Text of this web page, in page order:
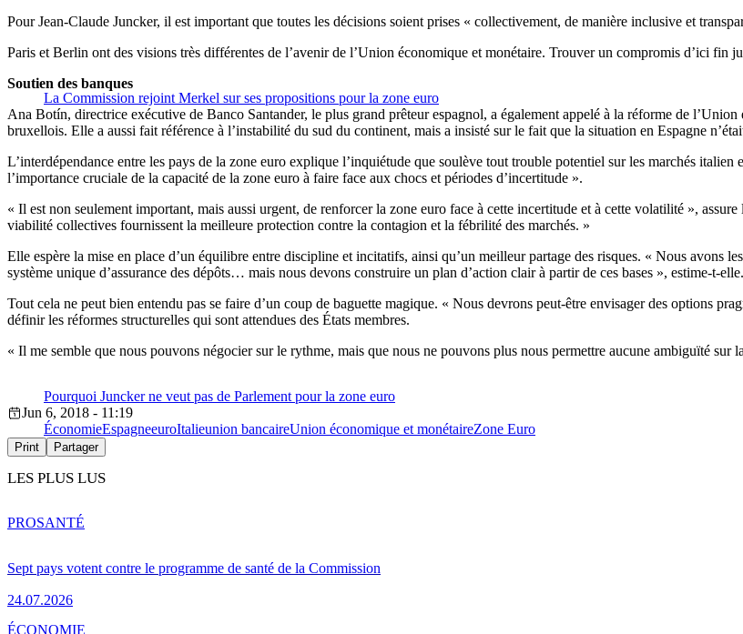
Pour Jean-Claude Juncker, il est important que toutes les décisions soient prises « collectivement, de manière inclusive et
Paris et Berlin ont des visions très différentes de l’avenir de l’Union économique et monétaire. Trouver un compromis d’ici fin
La Commission rejoint Merkel sur ses propositions pour la zone euro
Soutien des banques
Ana Botín, directrice exécutive de Banco Santander, le plus grand prêteur espagnol, a également appelé à la réforme de
bruxellois. Elle a aussi fait référence à l’instabilité du sud du continent, mais a insisté sur le fait que la situation en Espagne
L’interdépendance entre les pays de la zone euro explique l’inquiétude que soulève tout trouble potentiel sur les marchés
l’importance cruciale de la capacité de la zone euro à faire face aux chocs et périodes d’incertitude ».
« Il est non seulement important, mais aussi urgent, de renforcer la zone euro face à cette incertitude et à cette volatilité »,
viabilité collectives fournissent la meilleure protection contre la contagion et la fébrilité des marchés. »
Elle espère la mise en place d’un équilibre entre discipline et incitatifs, ainsi qu’un meilleur partage des risques. « Nous avons
système unique d’assurance des dépôts… mais nous devons construire un plan d’action clair à partir de ces bases », estime-t-elle.
Tout cela ne peut bien entendu pas se faire d’un coup de baguette magique. « Nous devrons peut-être envisager des options
définir les réformes structurelles qui sont attendues des États membres.
« Il me semble que nous pouvons négocier sur le rythme, mais que nous ne pouvons plus nous permettre aucune ambiguïté sur
Pourquoi Juncker ne veut pas de Parlement pour la zone euro
Jun 6, 2018 - 11:19
ÉconomieEspagneeuroItalieunion bancaireUnion économique et monétaireZone Euro
Print Partager
LES PLUS LUS
Sept pays votent contre le programme de santé de la Commission
24.07.2026
PROSANTÉ
ÉCONOMIE